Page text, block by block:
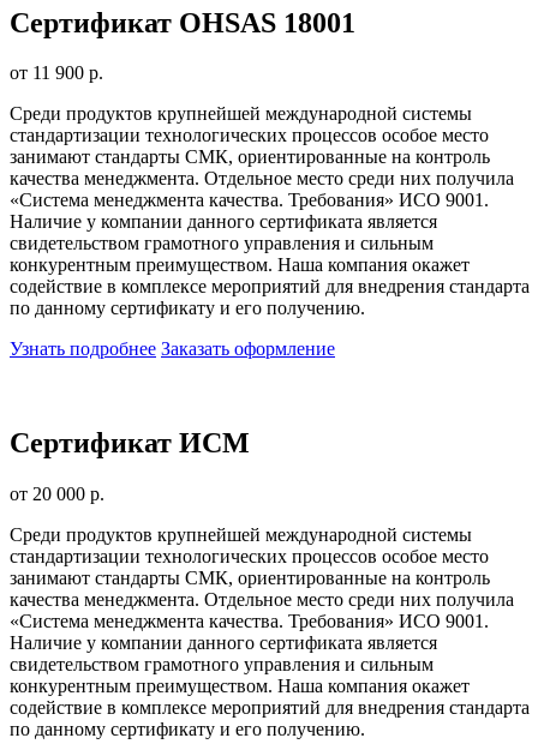
Сертификат OHSAS 18001
от 11 900 р.
Среди продуктов крупнейшей международной системы
стандартизации технологических процессов особое место
занимают стандарты СМК, ориентированные на контроль
качества менеджмента. Отдельное место среди них получила
«Система менеджмента качества. Требования» ИСО 9001.
Наличие у компании данного сертификата является
свидетельством грамотного управления и сильным
конкурентным преимуществом. Наша компания окажет
содействие в комплексе мероприятий для внедрения стандарта
по данному сертификату и его получению.
Узнать подробнее Заказать оформление
Сертификат ИСМ
от 20 000 р.
Среди продуктов крупнейшей международной системы
стандартизации технологических процессов особое место
занимают стандарты СМК, ориентированные на контроль
качества менеджмента. Отдельное место среди них получила
«Система менеджмента качества. Требования» ИСО 9001.
Наличие у компании данного сертификата является
свидетельством грамотного управления и сильным
конкурентным преимуществом. Наша компания окажет
содействие в комплексе мероприятий для внедрения стандарта
по данному сертификату и его получению.